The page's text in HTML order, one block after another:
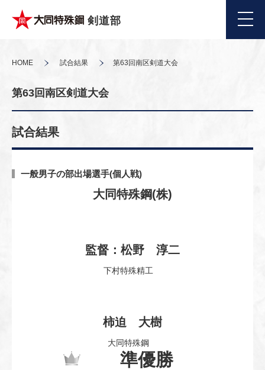
剣道部
HOME 試合結果 第63回南区剣道大会
第63回南区剣道大会
試合結果
一般男子の部出場選手(個人戦)
大同特殊鋼(株)
監督：松野 淳二
下村特殊精工
柿迫 大樹
大同特殊鋼
準優勝